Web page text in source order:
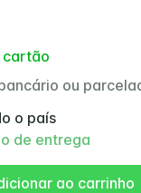
cartão
ou
o país
de entrega
ao carrinho